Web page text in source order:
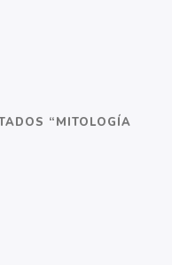
“MITOLOGÍA